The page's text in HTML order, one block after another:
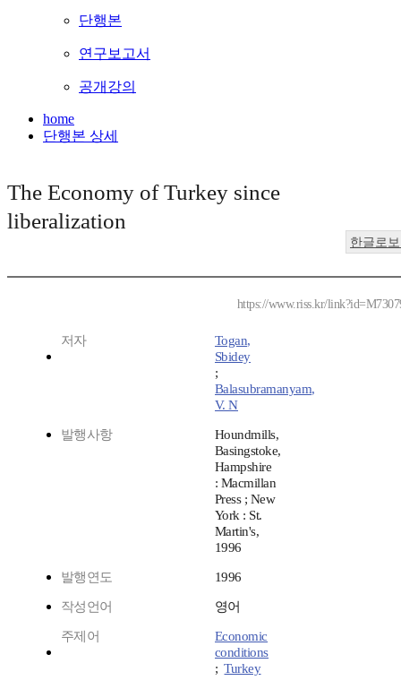
단행본
연구보고서
공개강의
home
단행본 상세
The Economy of Turkey since
liberalization
한글로
https://www.riss.kr/
저자
Togan,
Sbidey
;
Balasubramanyam,
V. N
발행사항
Houndmills,
Basingstoke,
Hampshire
: Macmillan
Press ; New
York : St.
Martin's,
1996
발행연도 1996
작성언어 영어
주제어
Economic
conditions
;Turkey